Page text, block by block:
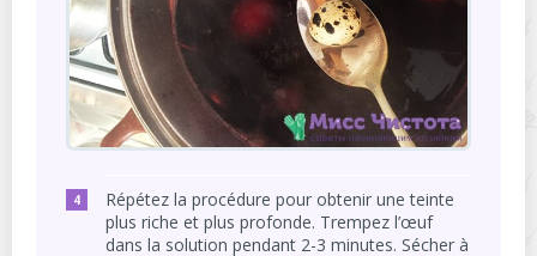
Répétez la procédure pour obtenir une teinte
plus riche et plus profonde. Trempez l’œuf
dans la solution pendant 2-3 minutes. Sécher à